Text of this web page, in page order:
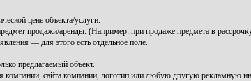
цене объекта/услуги.
продажи/аренды. (Например: при продаже предмета в
— для этого есть отдельное поле.
предлагаемый объект.
компании, сайта компании, логотип или любую другую рекламную